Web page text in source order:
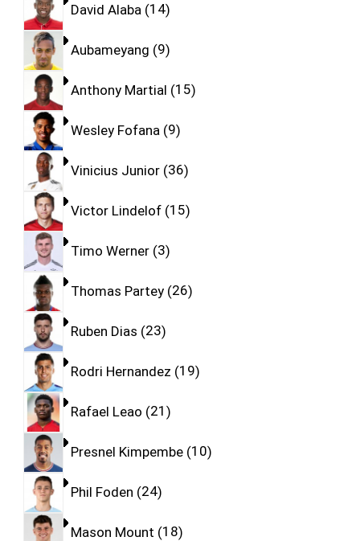
David Alaba 14
Aubameyang 9
Anthony Martial 15
Wesley Fofana 9
Vinicius Junior 36
Victor Lindelof 15
Timo Werner 3
Thomas Partey 26
Ruben Dias 23
Rodri Hernandez 19
Rafael Leao 21
Presnel Kimpembe 10
Phil Foden 24
Mason Mount 18